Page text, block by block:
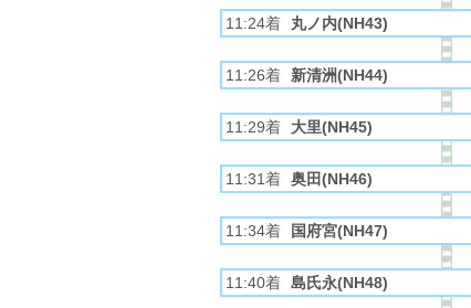
11:24着 丸ノ内(NH43)
11:26着 新清洲(NH44)
11:29着 大里(NH45)
11:31着 奥田(NH46)
11:34着 国府宮(NH47)
11:40着 島氏永(NH48)